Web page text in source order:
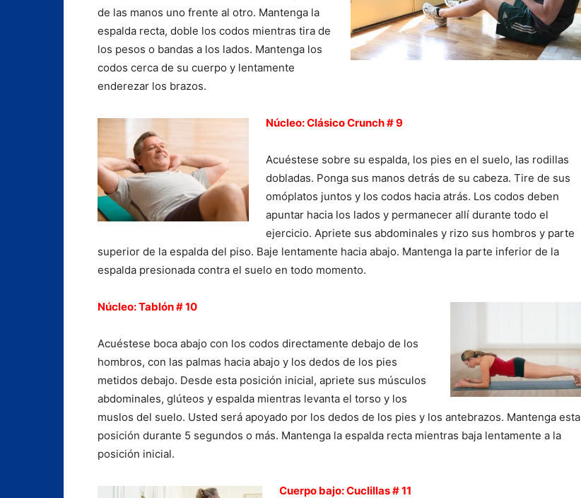
de las manos uno frente al otro. Mantenga la
espalda recta, doble los codos mientras tira de
los pesos o bandas a los lados. Mantenga los
codos cerca de su cuerpo y lentamente
enderezar los brazos.
Núcleo: Clásico Crunch # 9
Acuéstese sobre su espalda, los pies en el suelo, las rodillas
dobladas. Ponga sus manos detrás de su cabeza. Tire de sus
omóplatos juntos y los codos hacia atrás. Los codos deben
apuntar hacia los lados y permanecer allí durante todo el
ejercicio. Apriete sus abdominales y rizo sus hombros y parte
superior de la espalda del piso. Baje lentamente hacia abajo. Mantenga la parte inferior de la
espalda presionada contra el suelo en todo momento.
Núcleo: Tablón # 10
Acuéstese boca abajo con los codos directamente debajo de los
hombros, con las palmas hacia abajo y los dedos de los pies
metidos debajo. Desde esta posición inicial, apriete sus músculos
abdominales, glúteos y espalda mientras levanta el torso y los
muslos del suelo. Usted será apoyado por los dedos de los pies y los antebrazos. Mantenga esta
posición durante 5 segundos o más. Mantenga la espalda recta mientras baja lentamente a la
posición inicial.
Cuerpo bajo: Cuclillas # 11